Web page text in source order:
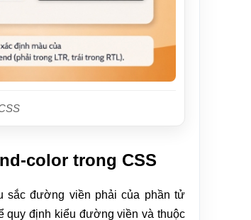
color trong CSS
sắc đường viền phải của phần tử
quy định kiểu đường viền và thuộc